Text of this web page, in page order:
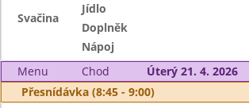
Svačina
Jídlo
Doplněk
Nápoj
Menu
Chod
Úterý 21. 4. 2026
Přesnídávka (8:45 - 9:00)